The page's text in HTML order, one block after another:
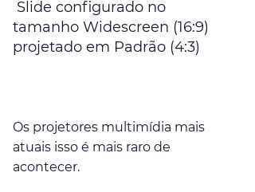
tamanho Widescreen (16:9)
projetado em Padrão (4:3)
Os projetores multimídia mais
atuais isso é mais raro de
acontecer.